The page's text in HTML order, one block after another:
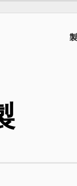
The
トを入力してくだ